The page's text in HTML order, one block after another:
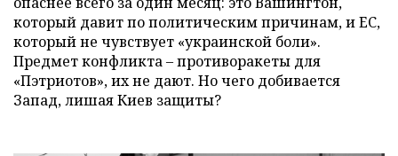
который давит по политическим причинам, и ЕС,
который не чувствует «украинской боли».
Предмет конфликта – противоракеты для
«Пэтриотов», их не дают. Но чего добивается
Запад, лишая Киев защиты?